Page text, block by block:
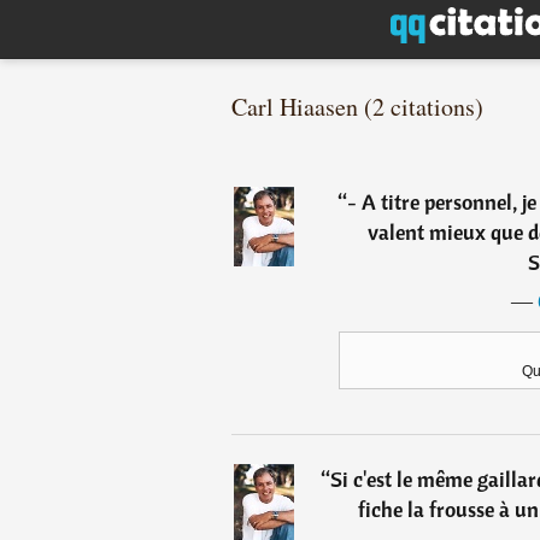
Carl Hiaasen (2 citations)
“- A titre personnel,
valent mieux que
―
“Si c'est le même
fiche la frousse à